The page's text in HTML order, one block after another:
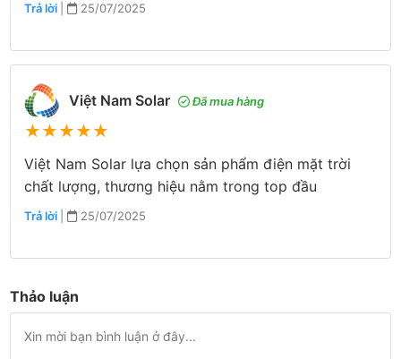
Trả lời | 25/07/2025
Việt Nam Solar Đã mua hàng
★★★★★
Việt Nam Solar lựa chọn sản phẩm điện mặt trời
chất lượng, thương hiệu nằm trong top đầu
Trả lời | 25/07/2025
Thảo luận